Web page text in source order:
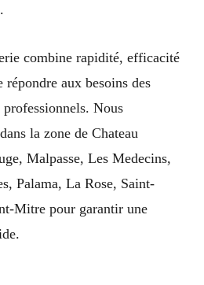
combine rapidité, efficacité
aux besoins des
Nous
la zone de Chateau
Malpasse, Les Medecins,
Palama, La Rose, Saint-
Mitre pour garantir une